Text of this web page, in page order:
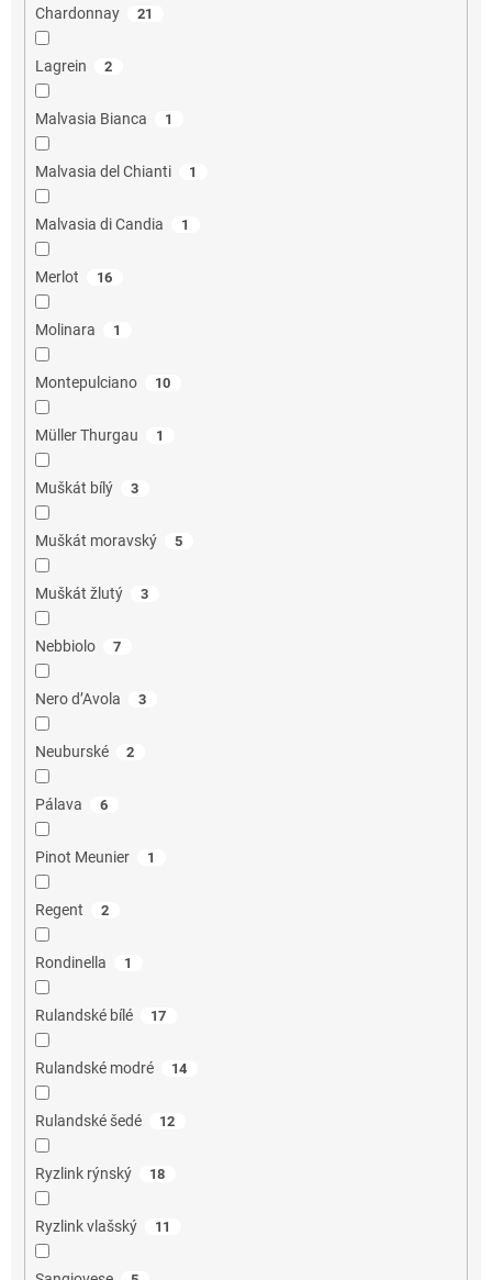
Chardonnay 21
Lagrein 2
Malvasia Bianca 1
Malvasia del Chianti 1
Malvasia di Candia 1
Merlot 16
Molinara 1
Montepulciano 10
Müller Thurgau 1
Muškát bílý 3
Muškát moravský 5
Muškát žlutý 3
Nebbiolo 7
Nero d’Avola 3
Neuburské 2
Pálava 6
Pinot Meunier 1
Regent 2
Rondinella 1
Rulandské bílé 17
Rulandské modré 14
Rulandské šedé 12
Ryzlink rýnský 18
Ryzlink vlašský 11